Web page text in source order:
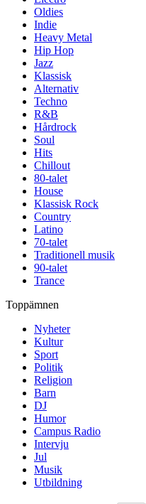
Oldies
Indie
Heavy Metal
Hip Hop
Jazz
Klassisk
Alternativ
Techno
R&B
Hårdrock
Soul
Hits
Chillout
80-talet
House
Klassisk Rock
Country
Latino
70-talet
Traditionell musik
90-talet
Trance
Toppämnen
Nyheter
Kultur
Sport
Politik
Religion
Barn
DJ
Humor
Campus Radio
Intervju
Jul
Musik
Utbildning